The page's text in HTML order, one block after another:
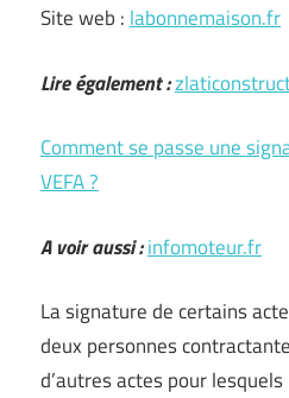
Site web : labonnemaison.fr
Lire également :
Comment se passe une
VEFA ?
A voir aussi :infomoteur.fr
La signature de certains
deux personnes
d’autres actes pour